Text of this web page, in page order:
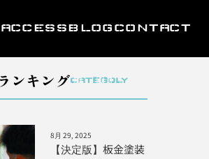
ACCESSBLOG CONTACT
ンキングCATEGOLY
8月 29, 2025
【決定版】板金塗装